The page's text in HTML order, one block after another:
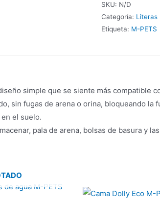
SKU: N/D
Categoría: Literas
Etiqueta: M-PETS
simple que se siente más compatible
sin fugas de arena o orina, bloqueando la
el suelo.
pala de arena, bolsas de basura y